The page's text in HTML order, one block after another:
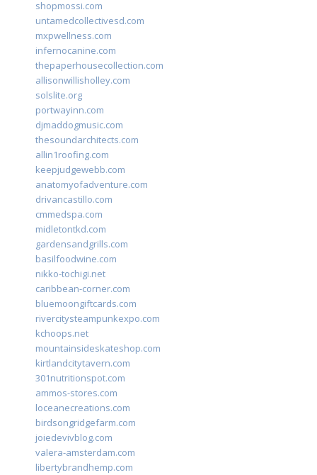
shopmossi.com
untamedcollectivesd.com
mxpwellness.com
infernocanine.com
thepaperhousecollection.com
allisonwillisholley.com
solslite.org
portwayinn.com
djmaddogmusic.com
thesoundarchitects.com
allin1roofing.com
keepjudgewebb.com
anatomyofadventure.com
drivancastillo.com
cmmedspa.com
midletontkd.com
gardensandgrills.com
basilfoodwine.com
nikko-tochigi.net
caribbean-corner.com
bluemoongiftcards.com
rivercitysteampunkexpo.com
kchoops.net
mountainsideskateshop.com
kirtlandcitytavern.com
301nutritionspot.com
ammos-stores.com
loceanecreations.com
birdsongridgefarm.com
joiedevivblog.com
valera-amsterdam.com
libertybrandhemp.com